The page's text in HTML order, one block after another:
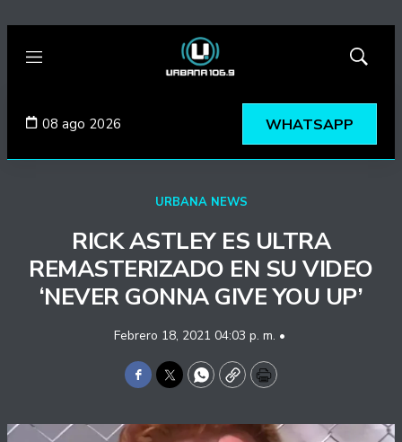
Menú
Mostrar
08 ago 2026 WHATSAPP
URBANA NEWS
RICK ASTLEY ES ULTRA
REMASTERIZADO EN SU VIDEO
‘NEVER GONNA GIVE YOU UP’
Febrero 18, 2021 04:03 p. m. •
Facebook
TwitterWhatsApp
CopyPrint